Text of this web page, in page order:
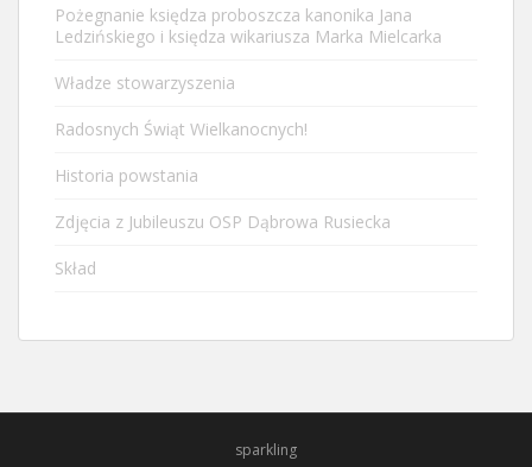
Pożegnanie księdza proboszcza kanonika Jana
Ledzińskiego i księdza wikariusza Marka Mielcarka
Władze stowarzyszenia
Radosnych Świąt Wielkanocnych!
Historia powstania
Zdjęcia z Jubileuszu OSP Dąbrowa Rusiecka
Skład
sparkling